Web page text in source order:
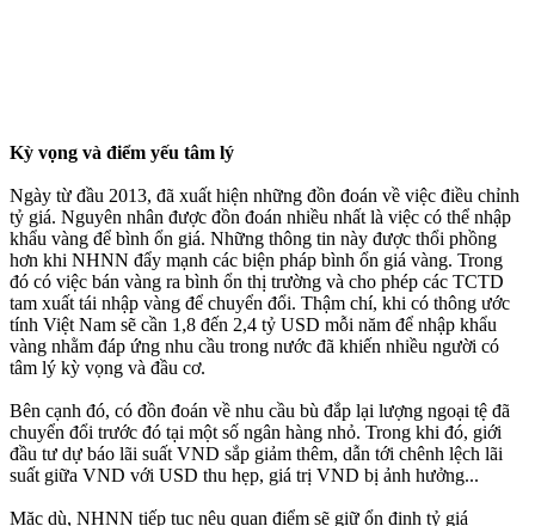
Kỳ vọng và điểm yếu tâm lý
Ngày từ đầu 2013, đã xuất hiện những đồn đoán về việc điều chỉnh
tỷ giá. Nguyên nhân được đồn đoán nhiều nhất là việc có thể nhập
khẩu vàng để bình ổn giá. Những thông tin này được thổi phồng
hơn khi NHNN đẩy mạnh các biện pháp bình ổn giá vàng. Trong
đó có việc bán vàng ra bình ổn thị trường và cho phép các TCTD
tam xuất tái nhập vàng để chuyển đổi. Thậm chí, khi có thông ước
tính Việt Nam sẽ cần 1,8 đến 2,4 tỷ USD mỗi năm để nhập khẩu
vàng nhằm đáp ứng nhu cầu trong nước đã khiến nhiều người có
tâm lý kỳ vọng và đầu cơ.
Bên cạnh đó, có đồn đoán về nhu cầu bù đắp lại lượng ngoại tệ đã
chuyển đổi trước đó tại một số ngân hàng nhỏ. Trong khi đó, giới
đầu tư dự báo lãi suất VND sắp giảm thêm, dẫn tới chênh lệch lãi
suất giữa VND với USD thu hẹp, giá trị VND bị ảnh hưởng...
Mặc dù, NHNN tiếp tục nêu quan điểm sẽ giữ ổn định tỷ giá